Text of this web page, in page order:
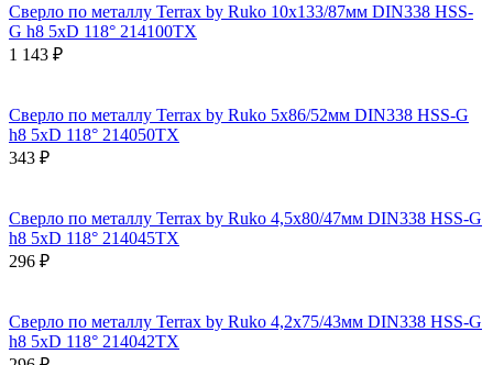
Сверло по металлу Terrax by Ruko 10x133/87мм DIN338 HSS-
G h8 5xD 118° 214100TX
1 143 ₽
Сверло по металлу Terrax by Ruko 5x86/52мм DIN338 HSS-G
h8 5xD 118° 214050TX
343 ₽
Сверло по металлу Terrax by Ruko 4,5x80/47мм DIN338 HSS-G
h8 5xD 118° 214045TX
296 ₽
Сверло по металлу Terrax by Ruko 4,2x75/43мм DIN338 HSS-G
h8 5xD 118° 214042TX